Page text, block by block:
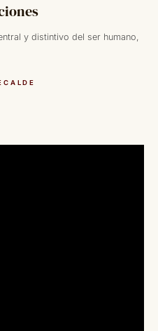
y distintivo del ser humano,